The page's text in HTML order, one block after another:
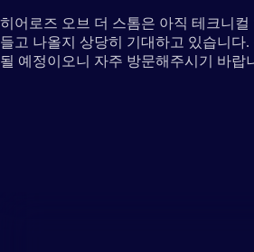
히어로즈 오브 더 스톰은 아직 테크니
들고 나올지 상당히 기대하고 있습니다
될 예정이오니 자주 방문해주시기 바랍